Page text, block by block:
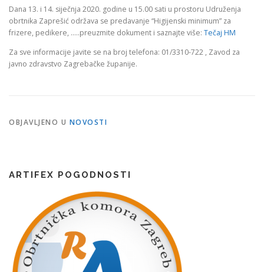
GALERIJA KONTAKT
Dana 13. i 14. siječnja 2020. godine u 15.00 sati u prostoru Udruženja
obrtnika Zaprešić održava se predavanje “Higijenski minimum” za
frizere, pedikere, …..preuzmite dokument i saznajte više: Tečaj HM
Za sve informacije javite se na broj telefona: 01/3310-722 , Zavod za
javno zdravstvo Zagrebačke županije.
OBJAVLJENO U NOVOSTI
ARTIFEX POGODNOSTI